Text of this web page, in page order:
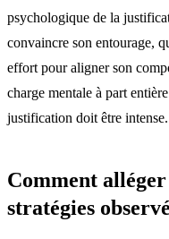
psychologique de la
convaincre son entourage,
effort pour aligner son
charge mentale à part
justification doit être intense.
Comment
stratégies